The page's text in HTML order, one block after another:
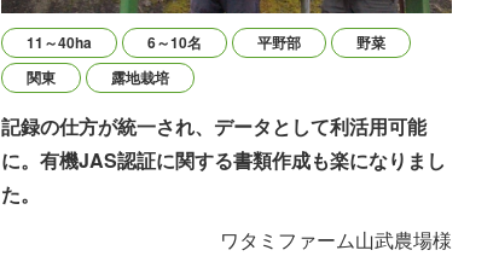
記録の仕方が統一され、データとして利活用可能
に。有機JAS認証に関する書類作成も楽になりまし
た。
ワタミファーム山武農場様
11～40ha 6～10名 平野部
野菜
関東
露地栽培